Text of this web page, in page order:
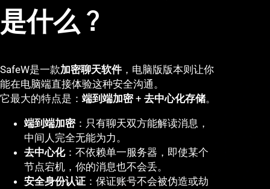
是什么？
SafeW是一款加密聊天软件，电脑版版本则让你
能在电脑端直接体验这种安全沟通。
它最大的特点是： 端到端加密+ 去中心化存储。
端到端加密：只有聊天双方能解读消息，
中间人完全无能为力。
去中心化：不依赖单一服务器，即使某个
节点宕机，你的消息也不会丢。
安全身份认证 ：保证账号不会被伪造或劫